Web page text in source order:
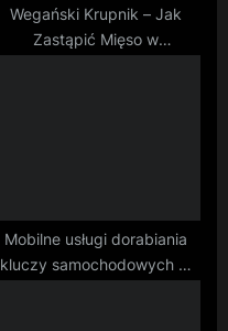
Wegański Krupnik – Jak
Zastąpić Mięso w
Mobilne usługi dorabiania
kluczy samochodowych w